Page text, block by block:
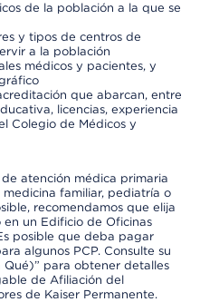
de la población a la que se
y tipos de centros de
a la población
médicos y pacientes, y
que abarcan, entre
licencias, experiencia
Colegio de Médicos y
atención médica primaria
familiar, pediatría o
recomendamos que elija
un Edificio de Oficinas
posible que deba pagar
algunos PCP. Consulte su
Qué)” para obtener detalles
de Afiliación del
de Kaiser Permanente.